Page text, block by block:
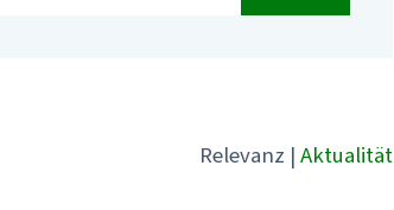
Relevanz | Aktualität